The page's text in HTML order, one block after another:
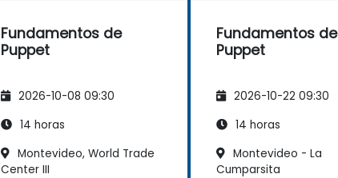
Fundamentos de
Puppet
2026-10-08 09:30
14 horas
Montevideo, World Trade
Center III
Fundamentos de
Puppet
2026-10-22 09:30
14 horas
Montevideo - La
Cumparsita